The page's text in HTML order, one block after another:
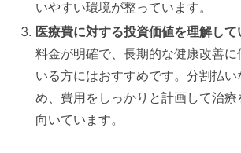
いやすい環境が整っています。
医療費に対する投資価値を理解して
料金が明確で、長期的な健康改善に
いる方にはおすすめです。分割払い
め、費用をしっかりと計画して治
向いています。